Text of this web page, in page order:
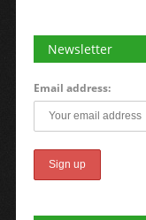
Newsletter
Email address: